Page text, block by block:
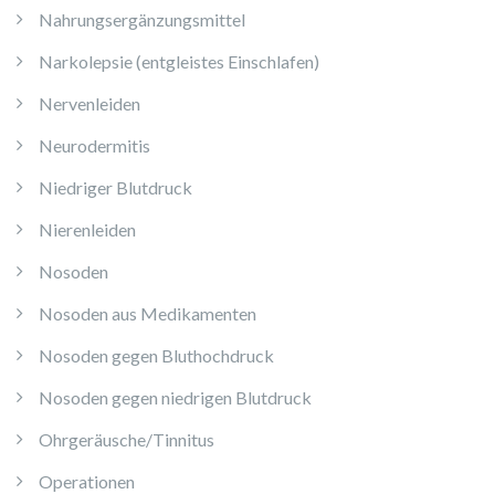
Nahrungsergänzungsmittel
Narkolepsie (entgleistes Einschlafen)
Nervenleiden
Neurodermitis
Niedriger Blutdruck
Nierenleiden
Nosoden
Nosoden aus Medikamenten
Nosoden gegen Bluthochdruck
Nosoden gegen niedrigen Blutdruck
Ohrgeräusche/Tinnitus
Operationen